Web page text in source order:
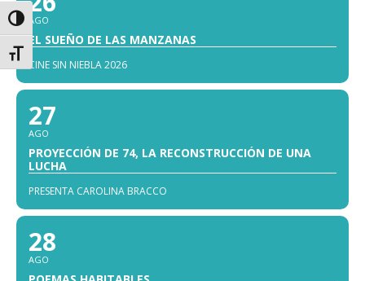
Alternar alto contraste
Alternar tamaño de letra
AGO
EL SUEÑO DE LAS MANZANAS
CINE SIN NIEBLA 2026
27
AGO
PROYECCIÓN DE 74, LA RECONSTRUCCIÓN DE UNA
LUCHA
PRESENTA CAROLINA BRACCO
28
AGO